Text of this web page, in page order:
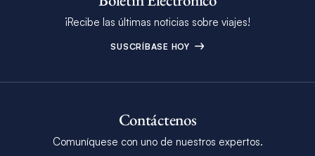
¡Recibe las últimas noticias sobre viajes!
SUSCRÍBASE HOY
Contáctenos
Comuníquese con uno de nuestros expertos.